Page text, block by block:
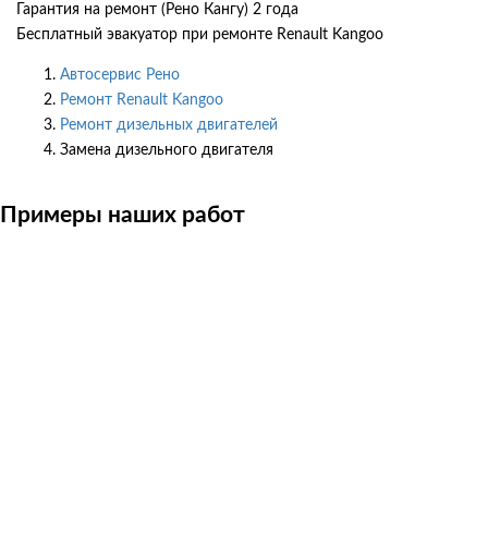
Гарантия на ремонт (Рено Кангу) 2 года
Бесплатный эвакуатор при ремонте Renault Kangoo
Автосервис Рено
Ремонт Renault Kangoo
Ремонт дизельных двигателей
Замена дизельного двигателя
Примеры наших работ